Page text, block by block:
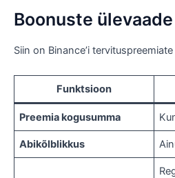
Boonuste ülevaade
Siin on Binance’i
Funktsioon
Preemia kogusumma
Abikõlblikkus